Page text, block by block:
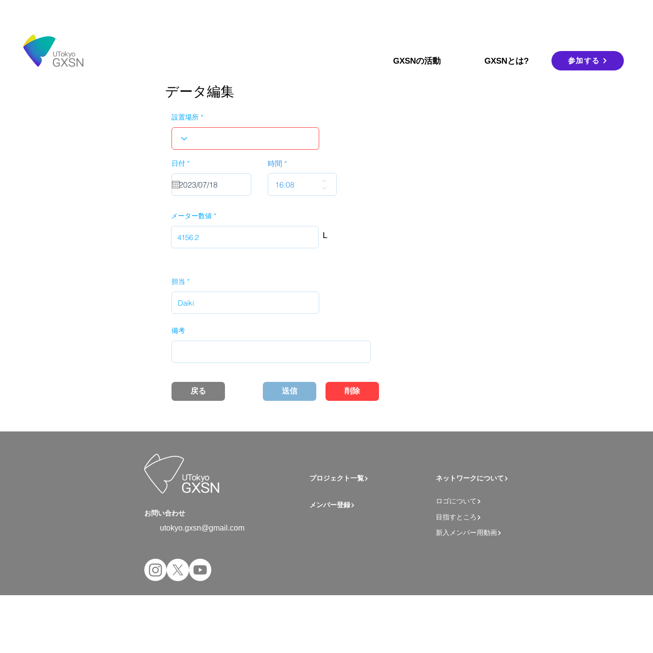
GXSNの活動 GXSNとは? 参加する
データ編集
設置場所
日付 *r
q
u
i
r
時間
メーター数値
L
担当
備考
戻る 送信 削除
お問い合わせ
utokyo.gxsn@gmail.com
プロジェクト一覧
メンバー登録
ネットワークについて
ロゴについて
目指すところ
新入メンバー用動画